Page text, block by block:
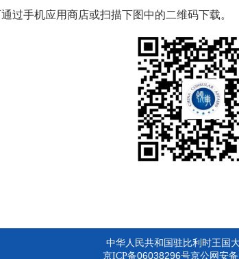
过手机应用商店或扫描下图中的二维码下载。
中华人民共和国驻比利时王国
京ICP备06038296号京公网安备